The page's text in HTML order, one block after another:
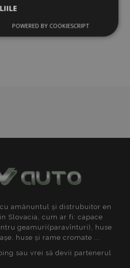
de
amănuntul și distrubuitor en
Slovacia, cum ar fi: capace
geamuri(paravînturi), huse
huse și rame cromate ...
sau vrei să devii partenerul
De
De
targetare
permit
nu poate fi utilizat corect fără
Furnizor/
Domeniu
Adobe Inc.
POWERED BY COOKIESCRIPT